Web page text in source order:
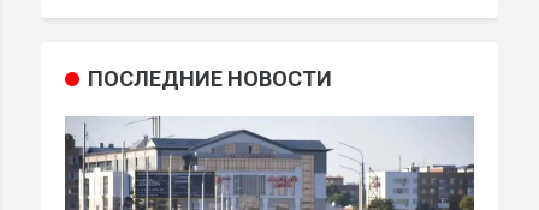
ПОСЛЕДНИЕ НОВОСТИ